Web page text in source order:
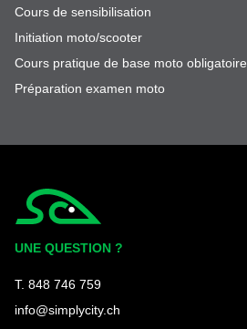
Cours de sensibilisation
Initiation moto/scooter
Cours pratique de base moto obligatoire
Préparation examen moto
UNE QUESTION ?
T. 848 746 759
info@simplycity.ch